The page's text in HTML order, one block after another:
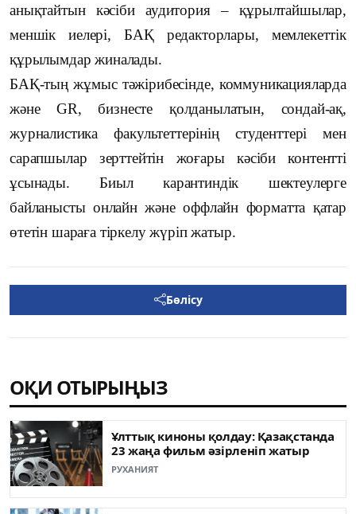
анықтайтын кәсіби аудитория – құрылтайшылар,
меншік иелері, БАҚ редакторлары, мемлекеттік
құрылымдар жиналады.
БАҚ-тың жұмыс тәжірибесінде, коммуникацияларда
жәнеGR, бизнесте қолданылатын, сондай-ақ,
журналистика факультеттерінің студенттері мен
сарапшылар зерттейтін жоғары кәсіби контентті
ұсынады. Биыл карантиндік шектеулерге
байланысты онлайн және оффлайн форматта қатар
өтетін шараға тіркелу жүріп жатыр.
Бөлісу
ОҚИ ОТЫРЫҢЫЗ
Ұлттық киноны қолдау: Қазақстанда
23 жаңа фильм әзірленіп жатыр
РУХАНИЯТ